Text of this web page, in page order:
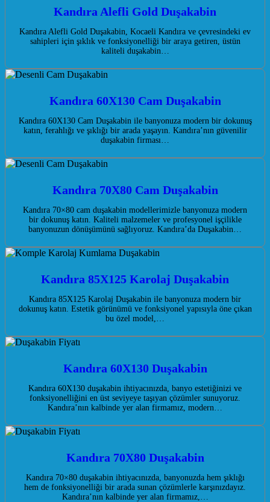
Kandıra Alefli Gold Duşakabin
Kandıra Alefli Gold Duşakabin, Kocaeli Kandıra ve çevresindeki ev
sahipleri için şıklık ve fonksiyonelliği bir araya getiren, üstün
kaliteli duşakabin…
Kandıra 60X130 Cam Duşakabin
Kandıra 60X130 Cam Duşakabin ile banyonuza modern bir dokunuş
katın, ferahlığı ve şıklığı bir arada yaşayın. Kandıra’nın güvenilir
duşakabin firması…
Kandıra 70X80 Cam Duşakabin
Kandıra 70×80 cam duşakabin modellerimizle banyonuza modern
bir dokunuş katın. Kaliteli malzemeler ve profesyonel işçilikle
banyonuzun dönüşümünü sağlıyoruz. Kandıra’da Duşakabin…
Kandıra 85X125 Karolaj Duşakabin
Kandıra 85X125 Karolaj Duşakabin ile banyonuza modern bir
dokunuş katın. Estetik görünümü ve fonksiyonel yapısıyla öne çıkan
bu özel model,…
Kandıra 60X130 Duşakabin
Kandıra 60X130 duşakabin ihtiyacınızda, banyo estetiğinizi ve
fonksiyonelliğini en üst seviyeye taşıyan çözümler sunuyoruz.
Kandıra’nın kalbinde yer alan firmamız, modern…
Kandıra 70X80 Duşakabin
Kandıra 70×80 duşakabin ihtiyacınızda, banyonuzda hem şıklığı
hem de fonksiyonelliği bir arada sunan çözümlerle karşınızdayız.
Kandıra’nın kalbinde yer alan firmamız,…